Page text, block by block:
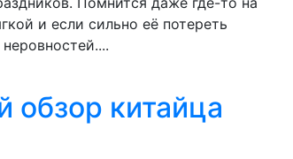
и если сильно её потереть
обзор китайца